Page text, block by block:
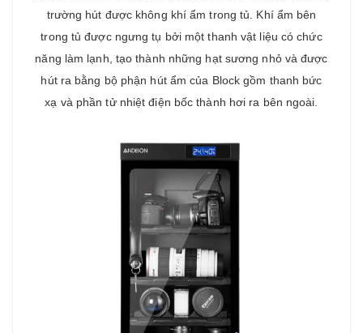
trường hút được không khí ẩm trong tủ. Khí ẩm bên
trong tủ được ngưng tụ bởi một thanh vật liệu có chức
năng làm lạnh, tạo thành những hạt sương nhỏ và được
hút ra bằng bộ phận hút ẩm của Block gồm thanh bức
xạ và phần tử nhiệt điện bốc thành hơi ra bên ngoài.